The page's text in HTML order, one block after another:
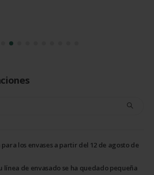
para los envases a partir del 12 de agosto de
línea de envasado se ha quedado pequeña